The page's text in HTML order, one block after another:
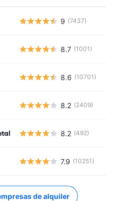
9 (7437)
8.7 (1001)
8.6 (10701)
8.2 (2409)
8.2 (492)
7.9 (10251)
de alquiler